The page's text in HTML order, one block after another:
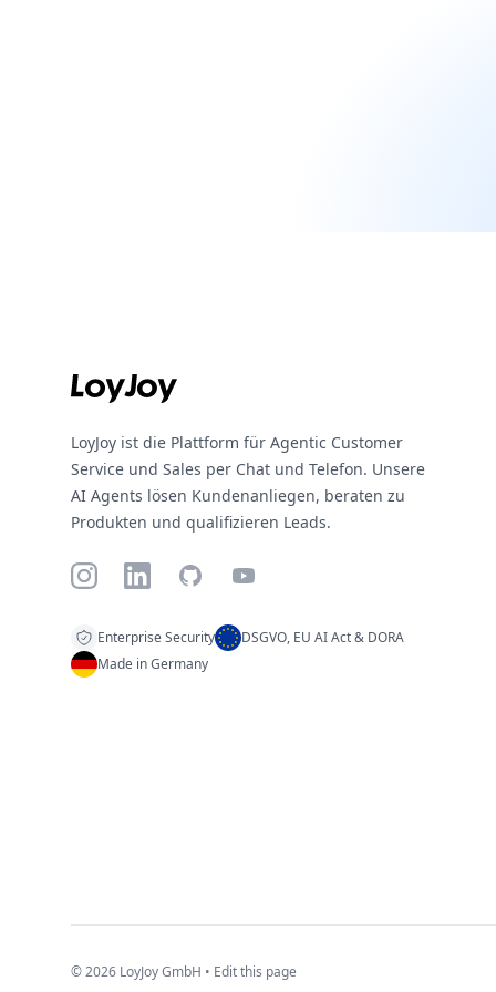
LoyJoy ist die Plattform für Agentic Customer
Service und Sales per Chat und Telefon. Unsere
AI Agents lösen Kundenanliegen, beraten zu
Produkten und qualifizieren Leads.
InstagramLinkedInGitHubYouTube
Enterprise Security
DSGVO, EU AI Act & DORA
Made in Germany
© 2026 LoyJoy GmbH • Edit this page